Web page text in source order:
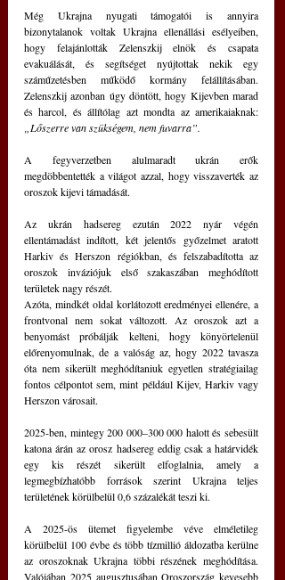
Még Ukrajna nyugati támogatói is annyira
bizonytalanok voltak Ukrajna ellenállási esélyeiben,
hogy felajánlották Zelenszkij elnök és csapata
evakuálását, és segítséget nyújtottak nekik egy
száműzetésben működő kormány felállításában.
Zelenszkij azonban úgy döntött, hogy Kijevben marad
és harcol, és állítólag azt mondta az amerikaiaknak:
„Lőszerre van szükségem, nem fuvarra”.
A fegyverzetben alulmaradt ukrán erők
megdöbbentették a világot azzal, hogy visszaverték az
oroszok kijevi támadását.
Az ukrán hadsereg ezután 2022 nyár végén
ellentámadást indított, két jelentős győzelmet aratott
Harkiv és Herszon régiókban, és felszabadította az
oroszok inváziójuk első szakaszában meghódított
területek nagy részét.
Azóta, mindkét oldal korlátozott eredményei ellenére, a
frontvonal nem sokat változott. Az oroszok azt a
benyomást próbálják kelteni, hogy könyörtelenül
előrenyomulnak, de a valóság az, hogy 2022 tavasza
óta nem sikerült meghódítaniuk egyetlen stratégiailag
fontos célpontot sem, mint például Kijev, Harkiv vagy
Herszon városait.
2025-ben, mintegy 200 000–300 000 halott és sebesült
katona árán az orosz hadsereg eddig csak a határvidék
egy kis részét sikerült elfoglalnia, amely a
legmegbízhatóbb források szerint Ukrajna teljes
területének körülbelül 0,6 százalékát teszi ki.
A 2025-ös ütemet figyelembe véve elméletileg
körülbelül 100 évbe és több tízmillió áldozatba kerülne
az oroszoknak Ukrajna többi részének meghódítása.
Valójában 2025 augusztusában Oroszország kevesebb